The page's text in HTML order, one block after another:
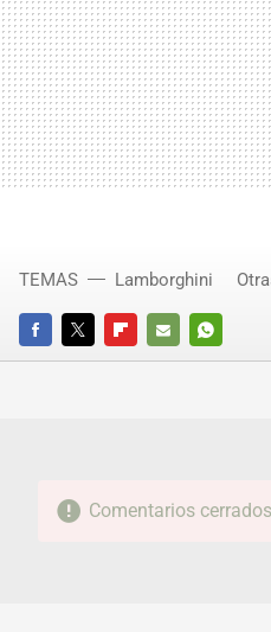
FACEBOOKTWITTERFLIPBOARD
E-
WHATSAPP
TEMAS Lamborghini
Comentarios cerrados